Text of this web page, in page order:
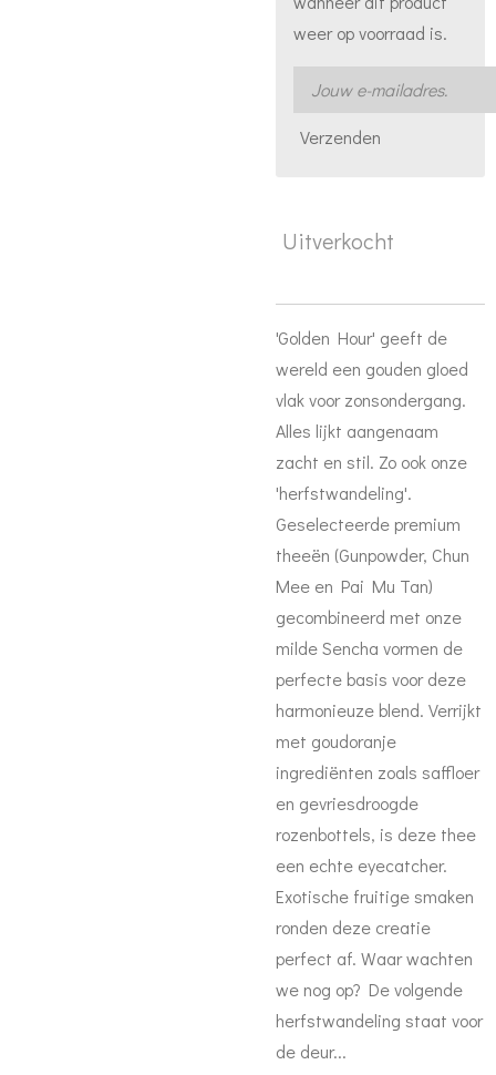
weer op voorraad is.
Verzenden
Uitverkocht
'Golden Hour' geeft de
wereld een gouden gloed
vlak voor zonsondergang.
Alles lijkt aangenaam
zacht en stil. Zo ook onze
'herfstwandeling'.
Geselecteerde premium
theeën (Gunpowder, Chun
Mee en Pai Mu Tan)
gecombineerd met onze
milde Sencha vormen de
perfecte basis voor deze
harmonieuze blend. Verrijkt
met goudoranje
ingrediënten zoals saffloer
en gevriesdroogde
rozenbottels, is deze thee
een echte eyecatcher.
Exotische fruitige smaken
ronden deze creatie
perfect af. Waar wachten
we nog op? De volgende
herfstwandeling staat voor
de deur...